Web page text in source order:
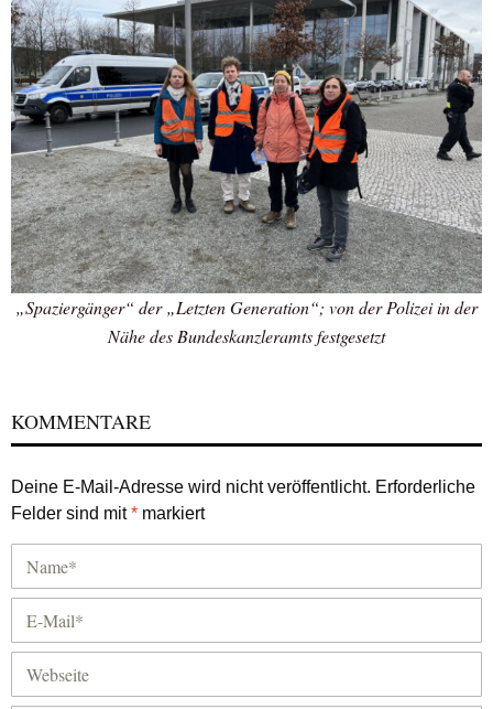
„Spaziergänger“ der „Letzten Generation“; von der Polizei in der
Nähe des Bundeskanzleramts festgesetzt
KOMMENTARE
Deine E-Mail-Adresse wird nicht veröffentlicht. Erforderliche
Felder sind mit* markiert